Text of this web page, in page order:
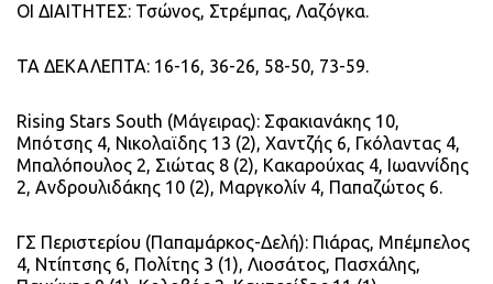
ΟΙ ΔΙΑΙΤΗΤΕΣ: Τσώνος, Στρέμπας, Λαζόγκα.
ΤΑ ΔΕΚΑΛΕΠΤΑ: 16-16, 36-26, 58-50, 73-59.
Rising Stars South (Μάγειρας): Σφακιανάκης 10,
Μπότσης 4, Νικολαϊδης 13 (2), Χαντζής 6, Γκόλαντας 4,
Μπαλόπουλος 2, Σιώτας 8 (2), Κακαρούχας 4, Ιωαννίδης
2, Ανδρουλιδάκης 10 (2), Μαργκολίν 4, Παπαζώτος 6.
ΓΣ Περιστερίου (Παπαμάρκος-Δελή): Πιάρας, Μπέμπελος
4, Ντίπτσης 6, Πολίτης 3 (1), Λιοσάτος, Πασχάλης,